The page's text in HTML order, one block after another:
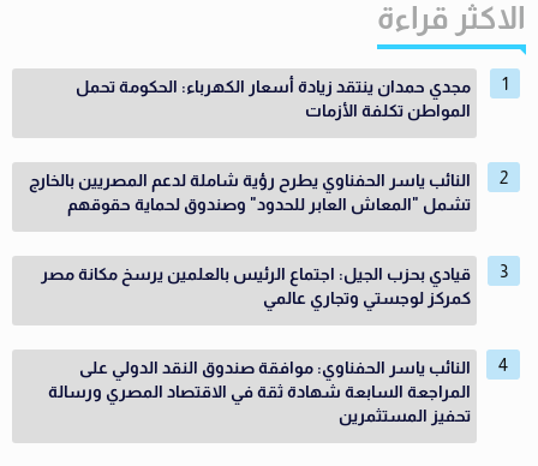
الاكثر قراءة
مجدي حمدان ينتقد زيادة أسعار الكهرباء: الحكومة تحمل
المواطن تكلفة الأزمات
النائب ياسر الحفناوي يطرح رؤية شاملة لدعم المصريين بالخارج
تشمل "المعاش العابر للحدود" وصندوق لحماية حقوقهم
قيادي بحزب الجيل: اجتماع الرئيس بالعلمين يرسخ مكانة مصر
كمركز لوجستي وتجاري عالمي
النائب ياسر الحفناوي: موافقة صندوق النقد الدولي على
المراجعة السابعة شهادة ثقة في الاقتصاد المصري ورسالة
تحفيز المستثمرين